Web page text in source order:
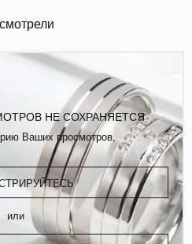
НЕ СОХРАНЯЕТСЯ
Ваших просмотров,
или